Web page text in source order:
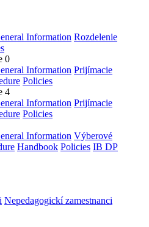
Information Rozdelenie
0
Information Prijímacie
Policies
4
Information Prijímacie
Policies
Information Výberové
Handbook Policies IB DP
Nepedagogickí zamestnanci